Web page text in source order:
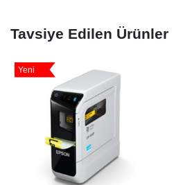
Tavsiye Edilen Ürünler
Yeni